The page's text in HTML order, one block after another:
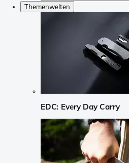
Themenwelten
EDC: Every Day Carry